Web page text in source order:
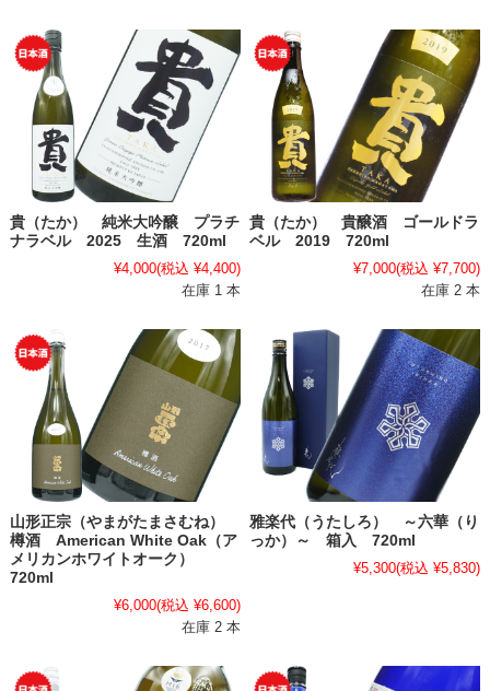
貴（たか） 純米大吟醸 プラチ
ナラベル 2025 生酒 720ml
¥4,000(税込 ¥4,400)
在庫 1 本
貴（たか） 貴醸酒 ゴールドラ
ベル 2019 720ml
¥7,000(税込 ¥7,700)
在庫 2 本
山形正宗（やまがたまさむね）
樽酒 American White Oak（ア
メリカンホワイトオーク）
720ml
¥6,000(税込 ¥6,600)
在庫 2 本
雅楽代（うたしろ） ～六華（り
っか）～ 箱入 720ml
¥5,300(税込 ¥5,830)